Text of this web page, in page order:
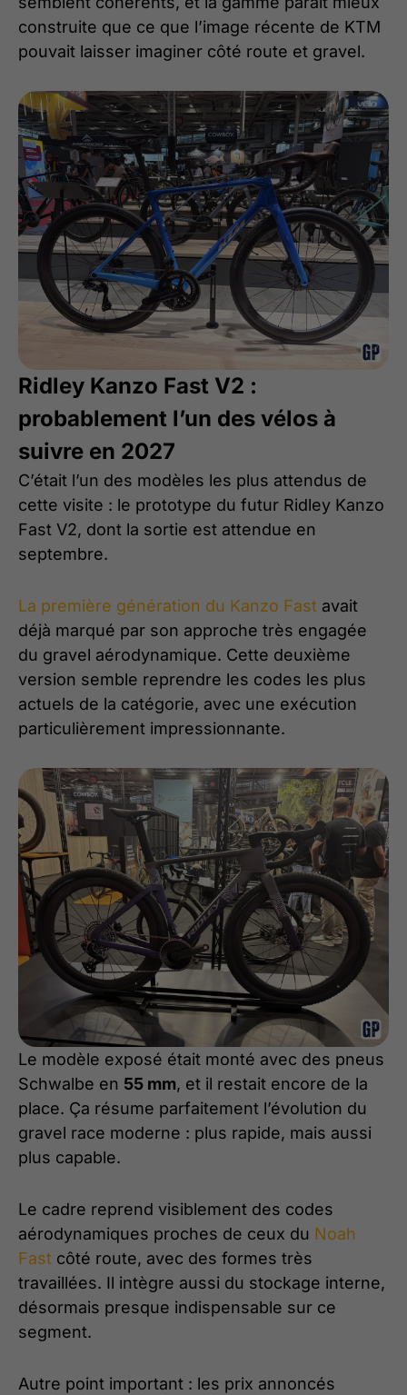
construite que ce que l’image récente de KTM
pouvait laisser imaginer côté route et gravel.
Ridley Kanzo Fast V2 :
probablement l’un des vélos à
suivre en 2027
C’était l’un des modèles les plus attendus de
cette visite : le prototype du futur Ridley Kanzo
Fast V2, dont la sortie est attendue en
septembre.
La première génération du Kanzo Fast avait
déjà marqué par son approche très engagée
du gravel aérodynamique. Cette deuxième
version semble reprendre les codes les plus
actuels de la catégorie, avec une exécution
particulièrement impressionnante.
Le modèle exposé était monté avec des pneus
Schwalbe en 55 mm, et il restait encore de la
place. Ça résume parfaitement l’évolution du
gravel race moderne : plus rapide, mais aussi
plus capable.
Le cadre reprend visiblement des codes
aérodynamiques proches de ceux du Noah
Fast côté route, avec des formes très
travaillées. Il intègre aussi du stockage interne,
désormais presque indispensable sur ce
segment.
Autre point important : les prix annoncés